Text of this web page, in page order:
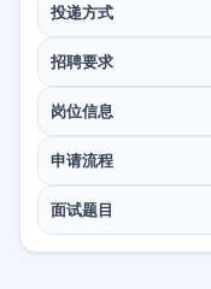
投递方式
招聘要求
岗位信息
申请流程
面试题目